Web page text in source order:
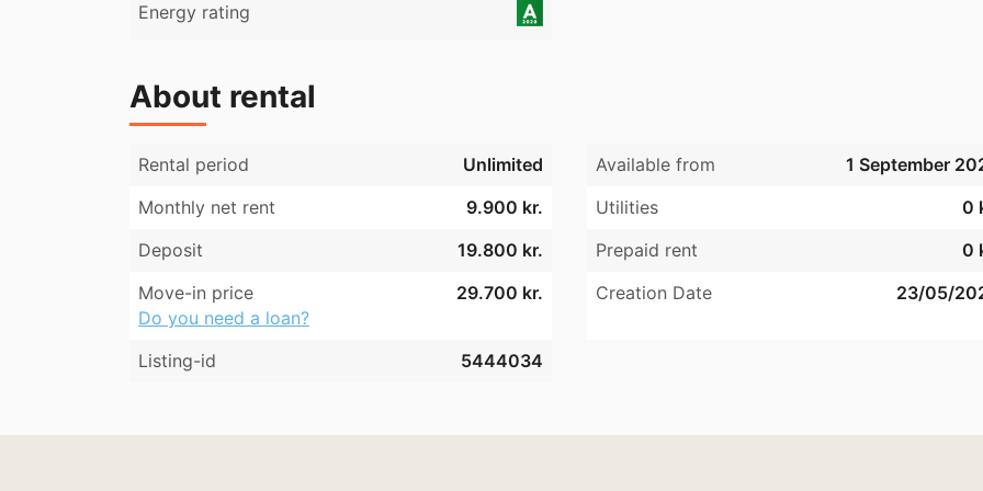
Energy rating
About rental
Rental period Unlimited Available from
1 September
Monthly net rent
9.900 kr. Utilities
0
Deposit
19.800 kr. Prepaid rent
0
Move-in price
29.700 kr.
Do you need a loan?
Creation Date 23/05/
Listing-id 5444034